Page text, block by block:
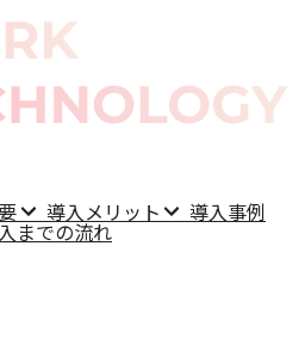
導入メリット 導入事例
までの流れ